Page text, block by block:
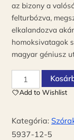
az bizony a
felturbózva,
elkalandozva
homoksivatagok
magyar géniusz
sorkatona
orrnagy
mennyiség
Add to Wishlist
Kategória:
5937-12-5